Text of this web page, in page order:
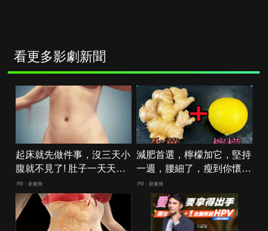
看更多影劇新聞
起床就先做件事，沒三天小
腹就不見了! 肚子一天天變
小！
PR・新素簡
減肥首選，檸檬加它，堅持
一週，腰細了，瘦到你懷疑
人生
PR・新素簡